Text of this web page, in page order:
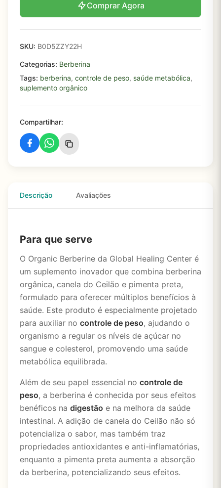
Comprar Agora
SKU: B0D5ZZY22H
Categorias: Berberina
Tags: berberina, controle de peso, saúde metabólica,
suplemento orgânico
Compartilhar:
Descrição Avaliações
Para que serve
O Organic Berberine da Global Healing Center é
um suplemento inovador que combina berberina
orgânica, canela do Ceilão e pimenta preta,
formulado para oferecer múltiplos benefícios à
saúde. Este produto é especialmente projetado
para auxiliar no controle de peso, ajudando o
organismo a regular os níveis de açúcar no
sangue e colesterol, promovendo uma saúde
metabólica equilibrada.
Além de seu papel essencial no controle de
peso, a berberina é conhecida por seus efeitos
benéficos na digestão e na melhora da saúde
intestinal. A adição de canela do Ceilão não só
potencializa o sabor, mas também traz
propriedades antioxidantes e anti-inflamatórias,
enquanto a pimenta preta aumenta a absorção
da berberina, potencializando seus efeitos.